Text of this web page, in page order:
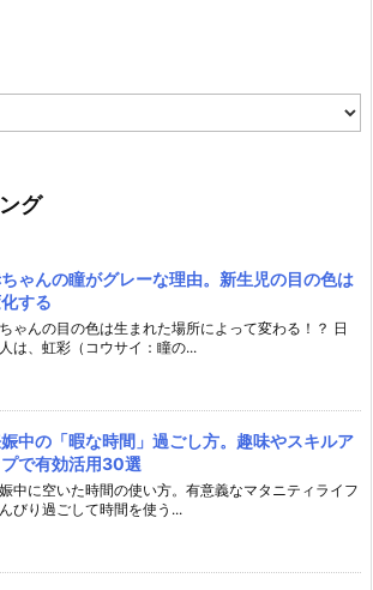
グ
ゃんの瞳がグレーな理由。新生児の目の色は
する
ゃんの目の色は生まれた場所によって変わる！？ 日
は、虹彩（コウサイ：瞳の...
中の「暇な時間」過ごし方。趣味やスキルア
プで有効活用30選
中に空いた時間の使い方。有意義なマタニティライフ
びり過ごして時間を使う...